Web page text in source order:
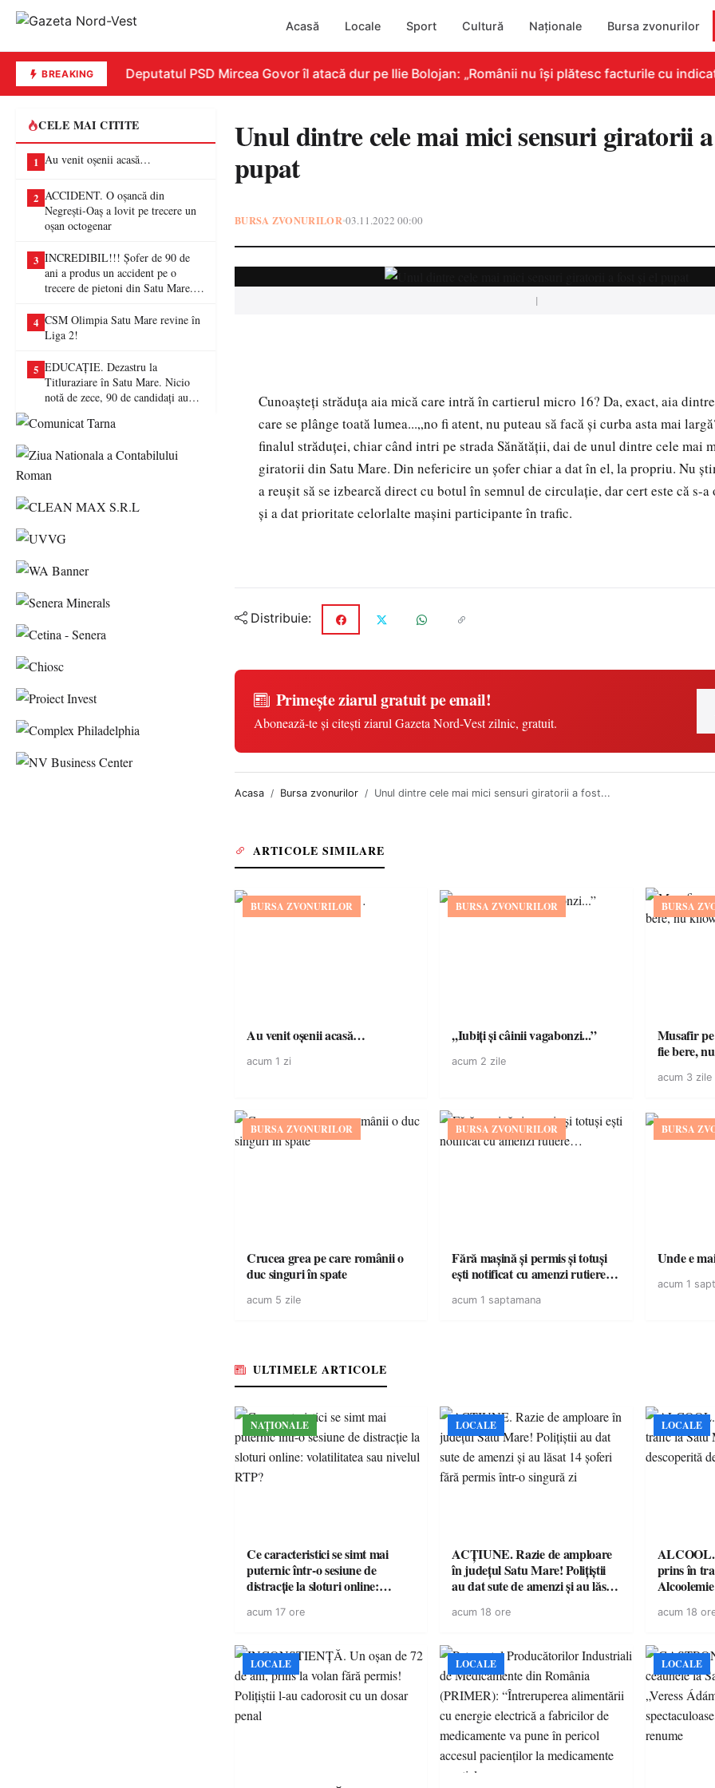
Acasă Locale Sport Cultură Naționale Bursa zvonurilor
BREAKING
REPLICĂ. Deputatul PSD Mircea Govor îl atacă dur pe Ilie Bolojan: „Românii nu își plătesc facturile cu
CELE MAI CITITE
1 Au venit oșenii acasă…
2 ACCIDENT. O oșancă din
Negrești-Oaș a lovit pe trecere un
oșan octogenar
3 INCREDIBIL!!! Șofer de 90 de
ani a produs un accident pe o
trecere de pietoni din Satu Mare. O
4 CSM Olimpia Satu Mare revine în
Liga 2!
5 EDUCAȚIE. Dezastru la
Titluraziare în Satu Mare. Nicio
notă de zece, 90 de candidați au
Unul dintre cele mai mici sensuri giratorii
pupat
BURSA ZVONURILOR•03.11.2022 00:00
|
Cunoașteți străduța aia mică care intră în cartierul micro 16? Da, exact, aia
care se plânge toată lumea...„no fi atent, nu puteau să facă și curba asta mai
finalul străduței, chiar când intri pe strada Sănătății, dai de unul dintre cele mai
giratorii din Satu Mare. Din nefericire un șofer chiar a dat în el, la propriu. Nu
a reușit să se izbearcă direct cu botul în semnul de circulație, dar cert este că s-
și a dat prioritate celorlalte mașini participante în trafic.
Distribuie:
Primește ziarul gratuit pe email!
Abonează-te și citești ziarul Gazeta Nord-Vest zilnic, gratuit.
Acasa Bursa zvonurilor Unul dintre cele mai mici sensuri giratorii a fost...
ARTICOLE SIMILARE
BURSA ZVONURILOR
Au venit oșenii acasă…
acum 1 zi
BURSA ZVONURILOR
,,Iubiți și câinii vagabonzi...”
acum 2 zile
BURSA
Musafir
fie bere,
acum 3 zile
BURSA ZVONURILOR
Crucea grea pe care românii o
duc singuri în spate
acum 5 zile
BURSA ZVONURILOR
Fără mașină și permis și totuși
ești notificat cu amenzi rutiere…
acum 1 saptamana
BURSA
Unde e
acum 1
ULTIMELE ARTICOLE
NAȚIONALE
Ce caracteristici se simt mai
puternic într-o sesiune de
distracție la sloturi online:
acum 17 ore
LOCALE
ACȚIUNE. Razie de amploare
în județul Satu Mare! Polițiștii
au dat sute de amenzi și au lăsat
singură zi
acum 18 ore
LOCALE
ALCOOL.
prins în
acum 18
LOCALE LOCALE LOCALE